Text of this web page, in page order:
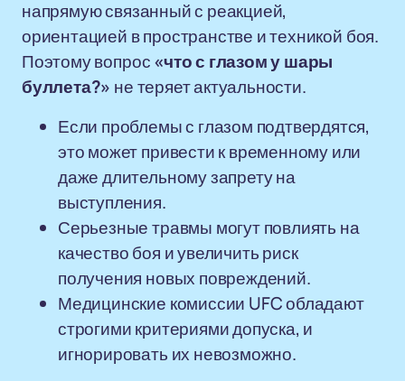
напрямую связанный с реакцией,
ориентацией в пространстве и техникой боя.
Поэтому вопрос«что с глазом у шары
буллета?» не теряет актуальности.
Если проблемы с глазом подтвердятся,
это может привести к временному или
даже длительному запрету на
выступления.
Серьезные травмы могут повлиять на
качество боя и увеличить риск
получения новых повреждений.
Медицинские комиссии UFC обладают
строгими критериями допуска, и
игнорировать их невозможно.